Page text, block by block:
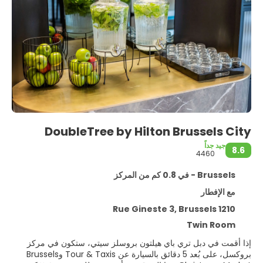
DoubleTree by Hilton Brussels City
8.6
جيد جداً
4460
Brussels - في 0.8 كم من المركز
مع الإفطار
Rue Gineste 3, Brussels 1210
Twin Room
إذا أقمت في دبل تري باي هيلتون بروسلز سيتي، ستكون في مركز
بروكسل، على بُعد 5 دقائق بالسيارة عن Tour & Taxis وBrussels